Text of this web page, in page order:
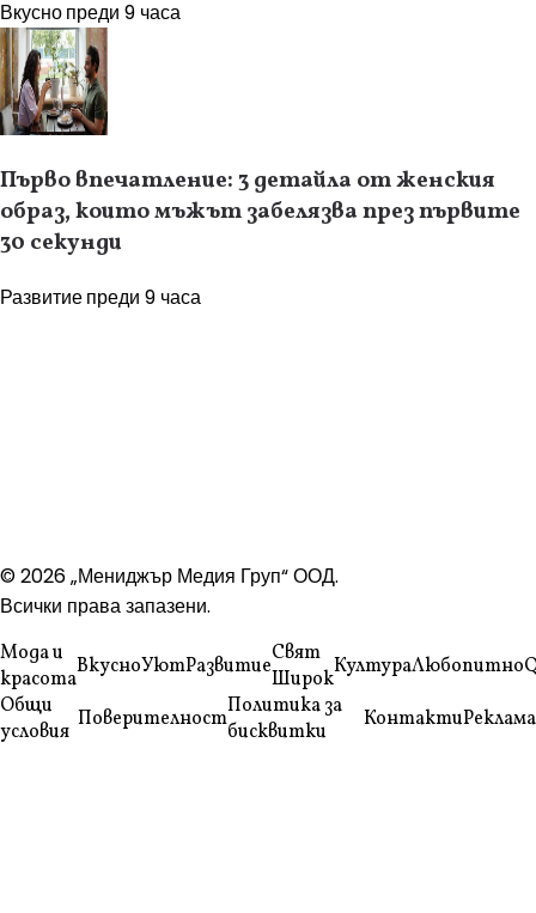
Вкуснопреди 9 часа
Първо впечатление: 3 детайла от женския
образ, които мъжът забелязва през първите
30 секунди
Развитиепреди 9 часа
© 2026 „Мениджър Медия Груп“ ООД.
Всички права запазени.
Мода и
красотаВкусноУютРазвитиеСвят
ШирокКултураЛюбопитно
Общи
условия ПоверителностПолитика за
бисквитки
КонтактиРеклама